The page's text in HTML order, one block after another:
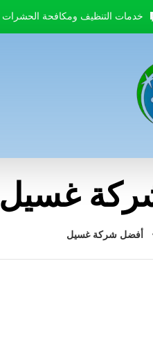
خدمات التنظيف ومكافحة الحشرات
غسيل
أفضل شركة غسيل